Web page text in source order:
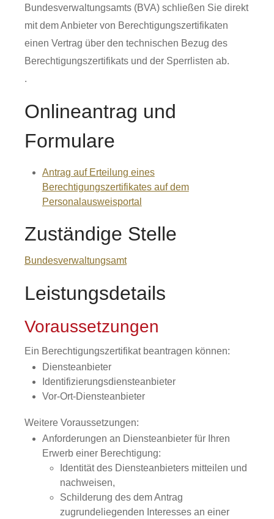
Bundesverwaltungsamts (BVA) schließen Sie direkt
mit dem Anbieter von Berechtigungszertifikaten
einen Vertrag über den technischen Bezug des
Berechtigungszertifikats und der Sperrlisten ab.
.
Onlineantrag und
Formulare
Antrag auf Erteilung eines
Berechtigungszertifikates auf dem
Personalausweisportal
Zuständige Stelle
Bundesverwaltungsamt
Leistungsdetails
Voraussetzungen
Ein Berechtigungszertifikat beantragen können:
Diensteanbieter
Identifizierungsdiensteanbieter
Vor-Ort-Diensteanbieter
Weitere Voraussetzungen:
Anforderungen an Diensteanbieter für Ihren
Erwerb einer Berechtigung:
Identität des Diensteanbieters mitteilen und
nachweisen,
Schilderung des dem Antrag
zugrundeliegenden Interesses an einer